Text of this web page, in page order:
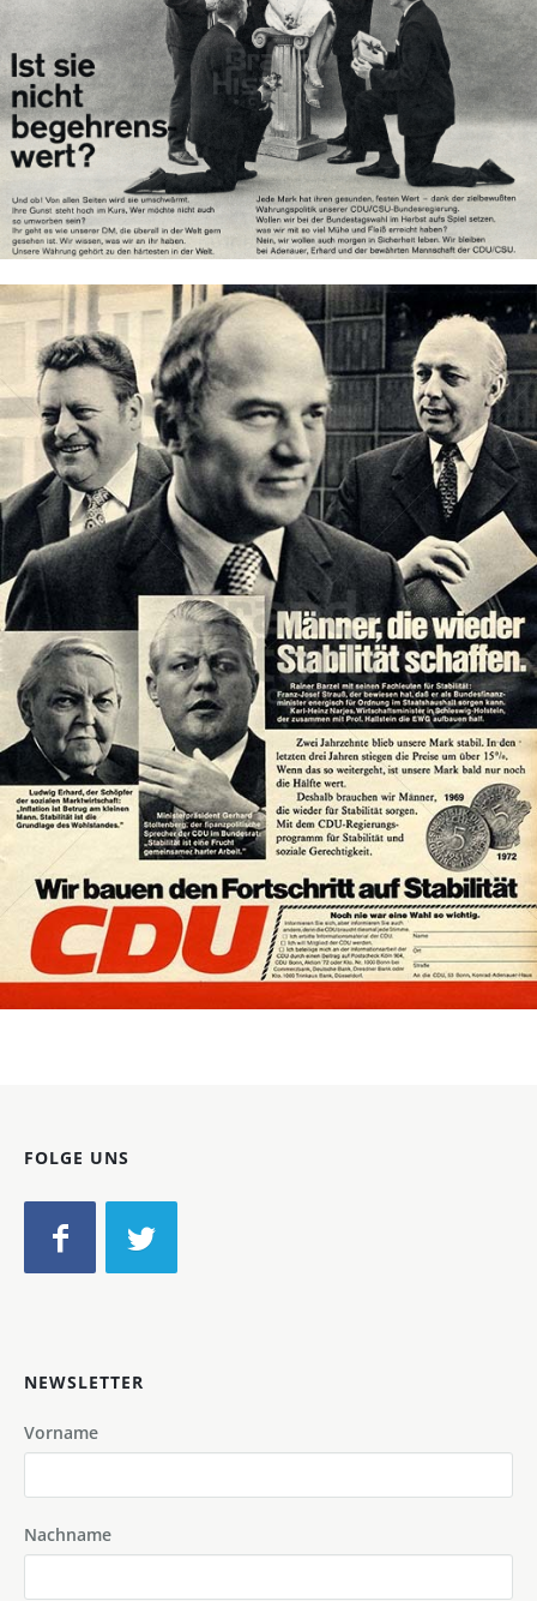
CDU/CSU
CDU Deutschland/Christlich-Soziale Union in Bayern e.V.
1961
Bild-ID: 40209
CDU/CSU
CDU Deutschland/Christlich-Soziale Union in Bayern e.V.
1972
FOLGE UNS
NEWSLETTER
Vorname
Nachname